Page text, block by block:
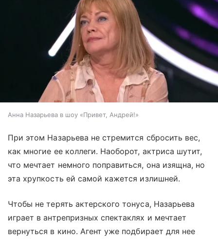
Анна Назарьева в шоу «Привет, Андрей!»
При этом Назарьева не стремится сбросить вес,
как многие ее коллеги. Наоборот, актриса шутит,
что мечтает немного поправиться, она изящна, но
эта хрупкость ей самой кажется излишней.
Чтобы не терять актерского тонуса, Назарьева
играет в антрепризных спектаклях и мечтает
вернуться в кино. Агент уже подбирает для нее